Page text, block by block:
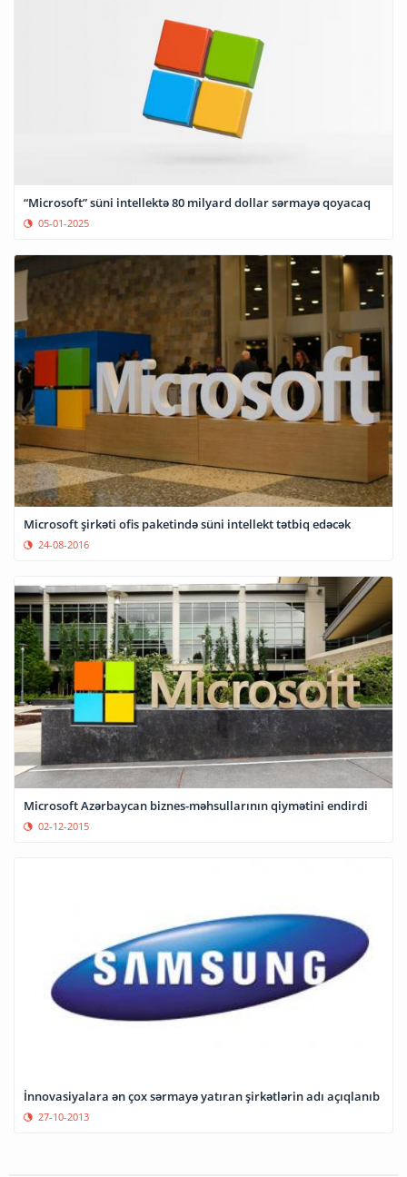
“Microsoft” süni intellektə 80 milyard dollar sərmayə qoyacaq
05-01-2025
Microsoft şirkəti ofis paketində süni intellekt tətbiq edəcək
24-08-2016
Microsoft Azərbaycan biznes-məhsullarının qiymətini endirdi
02-12-2015
İnnovasiyalara ən çox sərmayə yatıran şirkətlərin adı açıqlanıb
27-10-2013